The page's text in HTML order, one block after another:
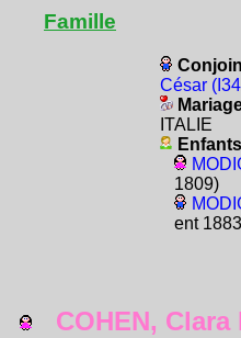
Famille
César
ITALIE
Enfants
1809)
ent
COHEN, Clara